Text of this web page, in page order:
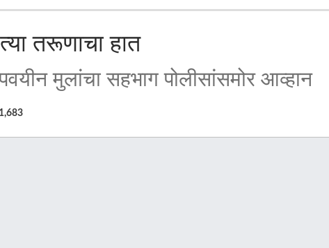
तरूणाचा हात
मुलांचा सहभाग पोलीसांसमोर आव्हान
1,683